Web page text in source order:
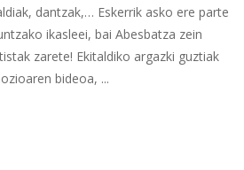
dantzak,… Eskerrik asko ere parte
ikasleei, bai Abesbatza zein
zarete! Ekitaldiko argazki guztiak
bideoa, ...